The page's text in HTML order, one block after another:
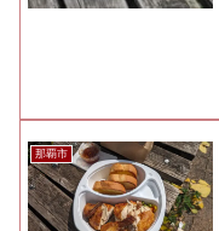
那覇市